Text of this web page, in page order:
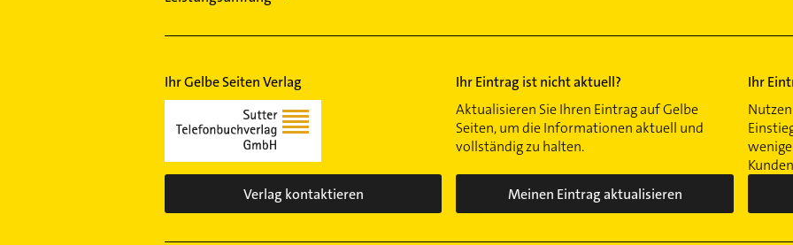
Ihr Gelbe Seiten Verlag
Verlag kontaktieren
Ihr Eintrag ist nicht aktuell?
Aktualisieren Sie Ihren Eintrag auf Gelbe
Seiten, um die Informationen aktuell und
vollständig zu halten.
Meinen Eintrag aktualisieren
Ihr